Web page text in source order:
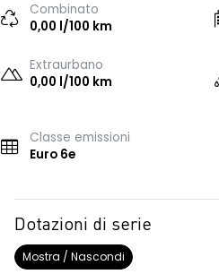
Combinato
0,00 l/100 km
Extraurbano
0,00 l/100 km
Classe emissioni
Euro 6e
Dotazioni di serie
Mostra / Nascondi